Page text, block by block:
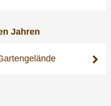
Jahren